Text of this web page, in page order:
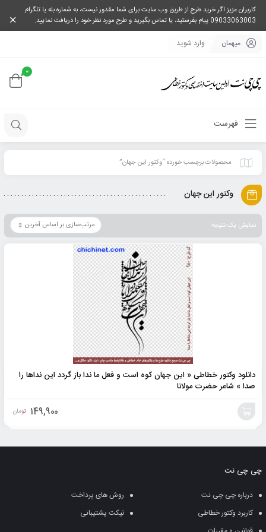
کاربران عزیز اگر خرید طرح از طریق وب سایت برای شما مقدور نیست، به شماره بله یا تلگرام
09033063003 پیام بفرستید، یا تماس بگیرید و طرح مورد نظر خود را دریافت نمایید.
میهمان وارد شوید
0
فهرست
محصولات برچسب خورده “وکتور اين جهان”
وکتور اين جهان
نمایش یک نتیجه
دانلود وکتور خطاطی « اين جهان كوه است و فعل ما ندا باز گردد این نداها را
صدا » شاعر حضرت مولانا
149,900 تومان
سبد
چی چی نت
درباره چی چی نت
روش های پرداخت
کاربرد وکتور خطاطی
تیکت پشتیبانی